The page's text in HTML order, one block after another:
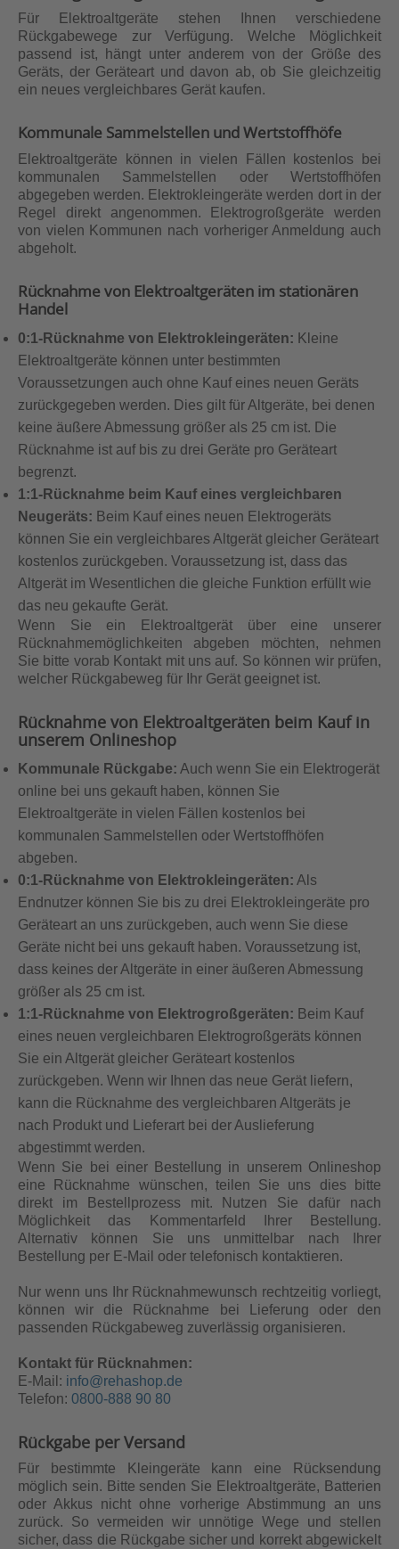
Für Elektroaltgeräte stehen Ihnen verschiedene
Rückgabewege zur Verfügung. Welche Möglichkeit
passend ist, hängt unter anderem von der Größe des
Geräts, der Geräteart und davon ab, ob Sie gleichzeitig
ein neues vergleichbares Gerät kaufen.
Kommunale Sammelstellen und Wertstoffhöfe
Elektroaltgeräte können in vielen Fällen kostenlos bei
kommunalen Sammelstellen oder Wertstoffhöfen
abgegeben werden. Elektrokleingeräte werden dort in der
Regel direkt angenommen. Elektrogroßgeräte werden
von vielen Kommunen nach vorheriger Anmeldung auch
abgeholt.
Rücknahme von Elektroaltgeräten im stationären
Handel
0:1-Rücknahme von Elektrokleingeräten: Kleine
Elektroaltgeräte können unter bestimmten
Voraussetzungen auch ohne Kauf eines neuen Geräts
zurückgegeben werden. Dies gilt für Altgeräte, bei denen
keine äußere Abmessung größer als 25 cm ist. Die
Rücknahme ist auf bis zu drei Geräte pro Geräteart
begrenzt.
1:1-Rücknahme beim Kauf eines vergleichbaren
Neugeräts: Beim Kauf eines neuen Elektrogeräts
können Sie ein vergleichbares Altgerät gleicher Geräteart
kostenlos zurückgeben. Voraussetzung ist, dass das
Altgerät im Wesentlichen die gleiche Funktion erfüllt wie
das neu gekaufte Gerät.
Wenn Sie ein Elektroaltgerät über eine unserer
Rücknahmemöglichkeiten abgeben möchten, nehmen
Sie bitte vorab Kontakt mit uns auf. So können wir prüfen,
welcher Rückgabeweg für Ihr Gerät geeignet ist.
Rücknahme von Elektroaltgeräten beim Kauf in
unserem Onlineshop
Kommunale Rückgabe: Auch wenn Sie ein Elektrogerät
online bei uns gekauft haben, können Sie
Elektroaltgeräte in vielen Fällen kostenlos bei
kommunalen Sammelstellen oder Wertstoffhöfen
abgeben.
0:1-Rücknahme von Elektrokleingeräten: Als
Endnutzer können Sie bis zu drei Elektrokleingeräte pro
Geräteart an uns zurückgeben, auch wenn Sie diese
Geräte nicht bei uns gekauft haben. Voraussetzung ist,
dass keines der Altgeräte in einer äußeren Abmessung
größer als 25 cm ist.
1:1-Rücknahme von Elektrogroßgeräten: Beim Kauf
eines neuen vergleichbaren Elektrogroßgeräts können
Sie ein Altgerät gleicher Geräteart kostenlos
zurückgeben. Wenn wir Ihnen das neue Gerät liefern,
kann die Rücknahme des vergleichbaren Altgeräts je
nach Produkt und Lieferart bei der Auslieferung
abgestimmt werden.
Wenn Sie bei einer Bestellung in unserem Onlineshop
eine Rücknahme wünschen, teilen Sie uns dies bitte
direkt im Bestellprozess mit. Nutzen Sie dafür nach
Möglichkeit das Kommentarfeld Ihrer Bestellung.
Alternativ können Sie uns unmittelbar nach Ihrer
Bestellung per E-Mail oder telefonisch kontaktieren.
Nur wenn uns Ihr Rücknahmewunsch rechtzeitig vorliegt,
können wir die Rücknahme bei Lieferung oder den
passenden Rückgabeweg zuverlässig organisieren.
Kontakt für Rücknahmen:
E-Mail: info@rehashop.de
Telefon: 0800-888 90 80
Rückgabe per Versand
Für bestimmte Kleingeräte kann eine Rücksendung
möglich sein. Bitte senden Sie Elektroaltgeräte, Batterien
oder Akkus nicht ohne vorherige Abstimmung an uns
zurück. So vermeiden wir unnötige Wege und stellen
sicher, dass die Rückgabe sicher und korrekt abgewickelt